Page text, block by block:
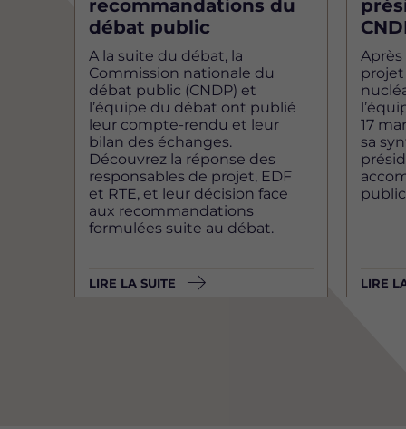
recommandations du
débat public
A la suite du débat, la
Commission nationale du
débat public (CNDP) et
l’équipe du débat ont publié
leur compte-rendu et leur
bilan des échanges.
Découvrez la réponse des
responsables de projet, EDF
et RTE, et leur décision face
aux recommandations
formulées suite au débat.
LIRE LA SUITE
17
sa
LIRE